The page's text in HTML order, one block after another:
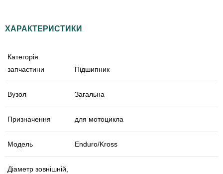
ХАРАКТЕРИСТИКИ
Категорія
запчастини
Підшипник
Вузол Загальна
Призначення для мотоцикла
Модель Enduro/Kross
Діаметр зовнішній,